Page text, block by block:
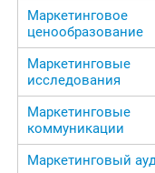
Маркетинговое
ценообразование
Маркетинговые
исследования
Маркетинговые
коммуникации
Маркетинговый